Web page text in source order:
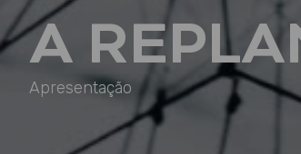
A
Apresentação